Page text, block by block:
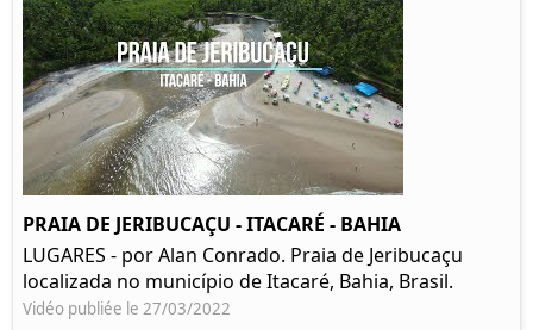
PRAIA DE JERIBUCAÇU - ITACARÉ - BAHIA
LUGARES - por Alan Conrado. Praia de Jeribucaçu
localizada no município de Itacaré, Bahia, Brasil.
Vidéo publiée le 27/03/2022